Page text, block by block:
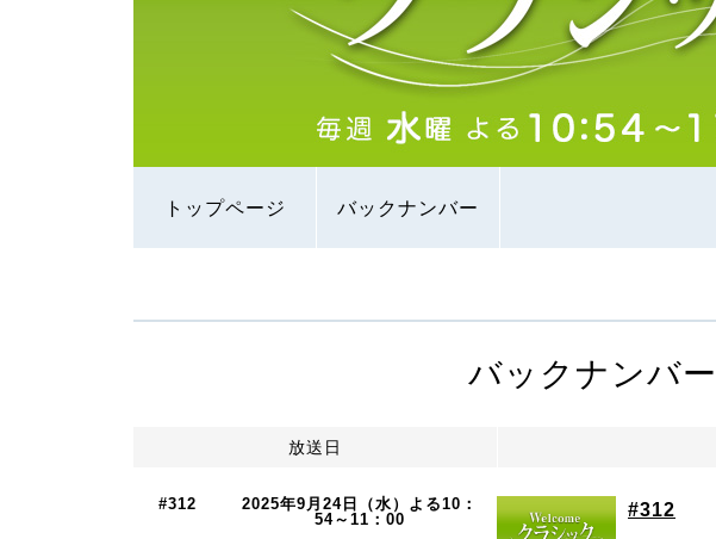
トップページ バックナンバー
バックナンバー
放送日
#312
2025年9月24日（水）よる10：
54～11：00
#312